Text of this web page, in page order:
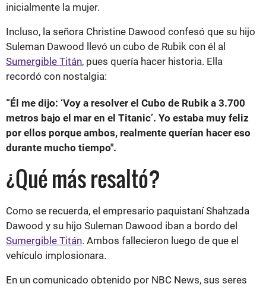
inicialmente la mujer.
Incluso, la señora Christine Dawood confesó que su hijo
Suleman Dawood llevó un cubo de Rubik con él al
Sumergible Titán, pues quería hacer historia. Ella
recordó con nostalgia:
“Él me dijo: ‘Voy a resolver el Cubo de Rubik a 3.700
metros bajo el mar en el Titanic’. Yo estaba muy feliz
por ellos porque ambos, realmente querían hacer eso
durante mucho tiempo".
¿Qué más resaltó?
Como se recuerda, el empresario paquistaní Shahzada
Dawood y su hijo Suleman Dawood iban a bordo del
Sumergible Titán. Ambos fallecieron luego de que el
vehículo implosionara.
En un comunicado obtenido por NBC News, sus seres